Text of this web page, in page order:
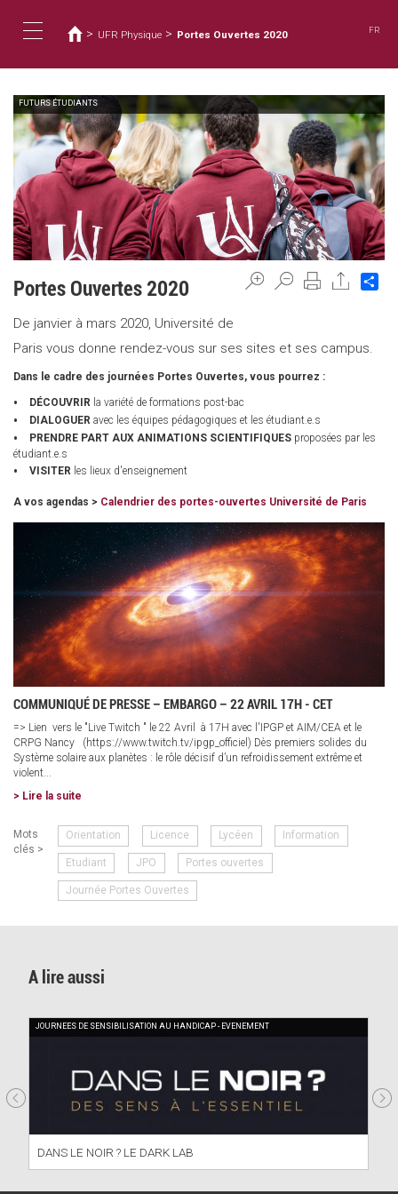
main
navigation
are
here
> UFR Physique > Portes Ouvertes 2020 FR
FUTURS ÉTUDIANTS
Portes Ouvertes 2020
De janvier à mars 2020, Université de
Paris vous donne rendez-vous sur ses sites et ses campus.
Dans le cadre des journées Portes Ouvertes, vous pourrez :
DÉCOUVRIR la variété de formations post-bac
DIALOGUER avec les équipes pédagogiques et les étudiant.e.s
PRENDRE PART AUX ANIMATIONS SCIENTIFIQUESproposées par les
étudiant.e.s
VISITER les lieux d'enseignement
A vos agendas > Calendrier des portes-ouvertes Université de Paris
COMMUNIQUÉ DE PRESSE – EMBARGO – 22 AVRIL 17H - CET
=> Lien vers le "Live Twitch " le 22 Avril à 17H avec l'IPGP et AIM/CEA et le
CRPG Nancy (https://www.twitch.tv/ipgp_officiel) Dès premiers solides du
Système solaire aux planètes : le rôle décisif d’un refroidissement extrême et
violent...
> Lire la suite
Mots
clés >
Orientation Licence Lycéen Information
Etudiant JPO Portes ouvertes
Journée Portes Ouvertes
A lire aussi
JOURNEES DE SENSIBILISATION AU HANDICAP - EVENEMENT
DANS LE NOIR ? LE DARK LAB